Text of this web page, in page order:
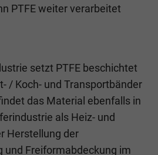
PTFE weiter verarbeitet
setzt PTFE beschichtet
/ Koch- und Transportbänder
das Material ebenfalls in
als Heiz- und
Herstellung der
und Freiformabdeckung im